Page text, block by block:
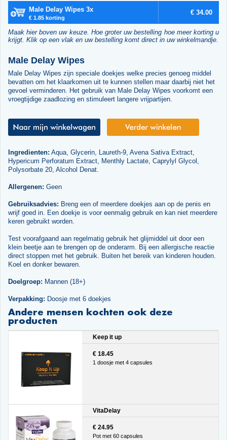
Male Delay Wipes 3x
€ 1.85 korting
€ 34.00
Maak hier boven uw keuze. Hoe groter uw bestelling hoe meer korting u
krijgt. Klik op een vlak en uw bestelling komt direct in uw winkelmandje.
Male Delay Wipes
Male Delay Wipes zijn speciale doekjes welke precies genoeg middel
bevatten om het klaarkomen uit te kunnen stellen maar daarbij niet het
gevoel verminderen. Het gebruik van Male Delay Wipes voorkomt een
vroegtijdige zaadlozing en stimuleert langere vrijpartijen.
Ingredienten: Aqua, Glycerin, Laureth-9, Avena Sativa Extract,
Hypericum Perforatum Extract, Menthly Lactate, Caprylyl Glycol,
Polysorbate 20, Alcohol Denat.
Allergenen: Geen
Gebruiksadvies: Breng een of meerdere doekjes aan op de penis en
wrijf goed in. Een doekje is voor eenmalig gebruik en kan niet meerdere
keren gebruikt worden.
Test voorafgaand aan regelmatig gebruik het glijmiddel uit door een
klein beetje aan te brengen op de onderarm. Bij een allergische reactie
direct stoppen met het gebruik. Buiten het bereik van kinderen houden.
Koel en donker bewaren.
Doelgroep: Mannen (18+)
Verpakking: Doosje met 6 doekjes
Andere mensen kochten ook deze
producten
Keep it up
€ 18.45
1 doosje met 4 capsules
VitaDelay
€ 24.95
Pot met 60 capsules